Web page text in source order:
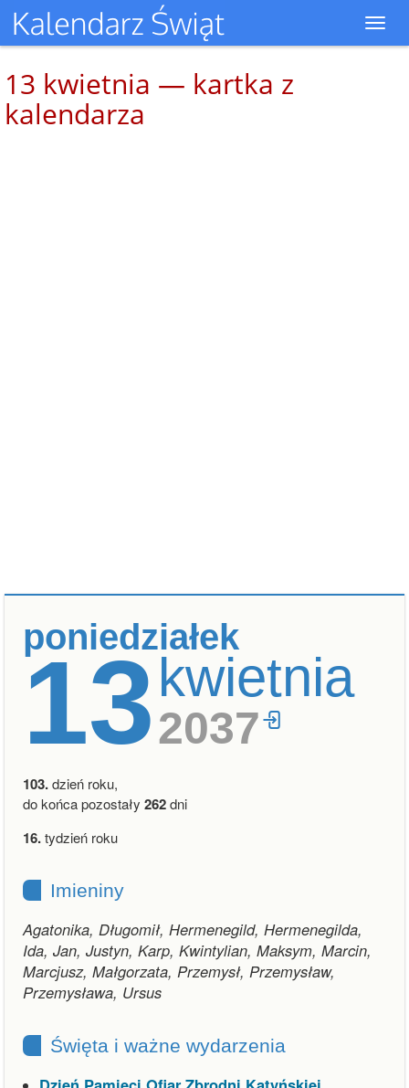
13 kwietnia — kartka z
kalendarza
poniedziałek
13kwietnia
2037
103.dzień roku,
do końca pozostały 262dni
16.tydzień roku
Imieniny
Agatonika, Długomił, Hermenegild, Hermenegilda,
Ida, Jan, Justyn, Karp, Kwintylian, Maksym, Marcin,
Marcjusz, Małgorzata, Przemysł, Przemysław,
Przemysława, Ursus
Święta i ważne wydarzenia